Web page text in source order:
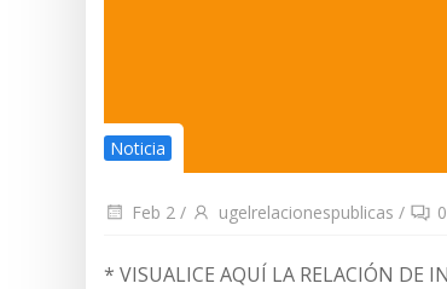
Noticia
Feb 2 / ugelrelacionespublicas / 0
* VISUALICE AQUÍ LA RELACIÓN DE